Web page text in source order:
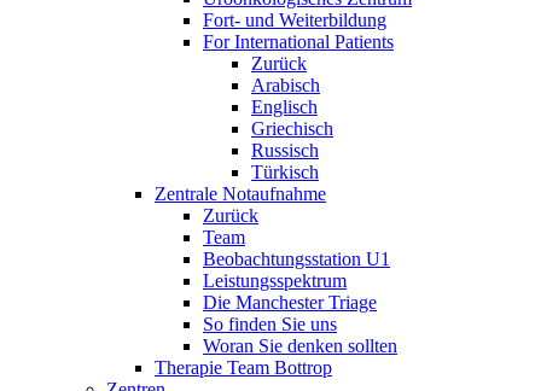
Fort- und Weiterbildung
For International Patients
Zurück
Arabisch
Englisch
Griechisch
Russisch
Türkisch
Zentrale Notaufnahme
Zurück
Team
Beobachtungsstation U1
Leistungsspektrum
Die Manchester Triage
So finden Sie uns
Woran Sie denken sollten
Therapie Team Bottrop